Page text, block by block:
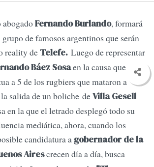
Fernando Burlando, formará
de famosos argentinos que serán
reality de Telefe. Luego de representar
Báez Sosaen la causa que
a 5 de los rugbiers que mataron a
salida de un boliche deVilla Gesell
en la que el letrado desplegó todo su
mediática, ahora, cuando los
candidatura a gobernador de la
Airescrecen día a día, busca